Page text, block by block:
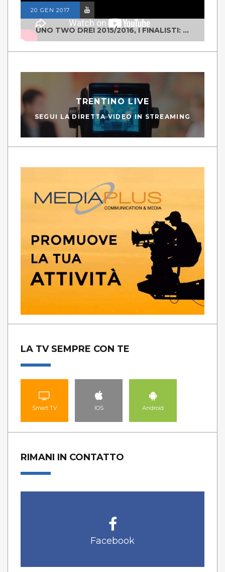
20 GEN 2017
UNO TWO DREI 2015/2016, I FINALISTI: CLASSE IV ALS ISTITUTO "DEGASPERI" BORGO VALSUGANA
TRENTINO LIVE
SEGUI LA DIRETTA VIDEO IN STREAMING
LA TV SEMPRE CON TE
Smart TV IOS Android
RIMANI IN CONTATTO
Facebook